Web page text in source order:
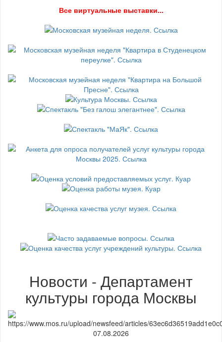
Все виртуальные выставки...
Новости - Департамент
культуры города Москвы
07.08.2026